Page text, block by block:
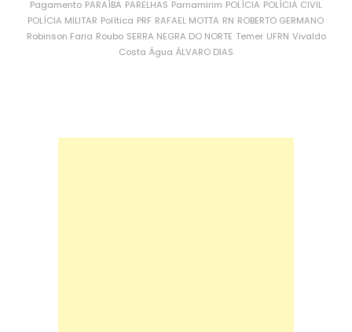
Pagamento PARAÍBA PARELHAS Parnamirim POLÍCIA POLÍCIA CIVIL
POLÍCIA MILITAR Política PRF RAFAEL MOTTA RN ROBERTO GERMANO
Robinson Faria Roubo SERRA NEGRA DO NORTE Temer UFRN Vivaldo
Costa Água ÁLVARO DIAS